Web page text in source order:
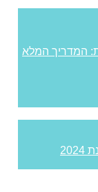
המדריך המלא